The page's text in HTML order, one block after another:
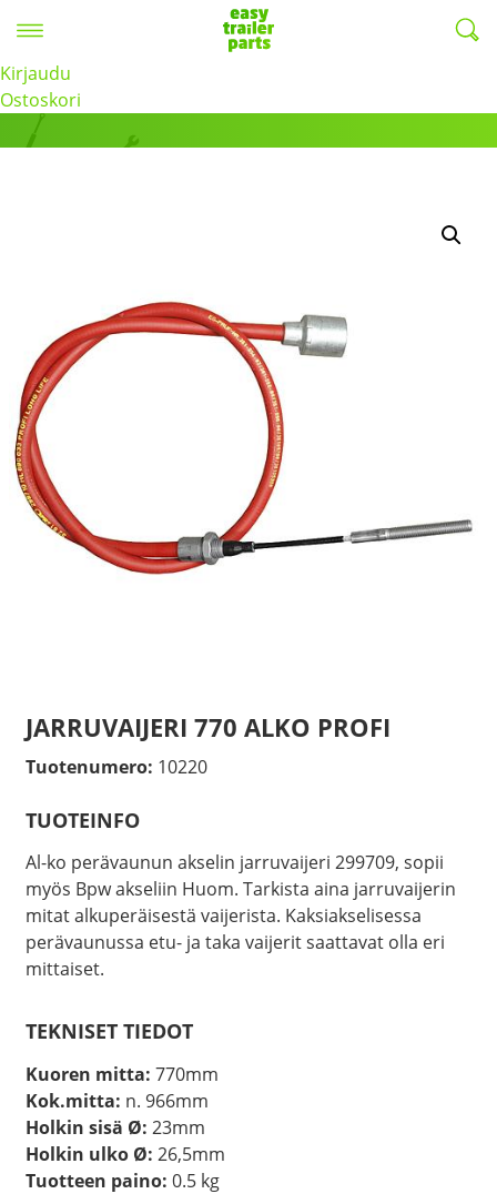
Kirjaudu
Ostoskori
Tuotteet
JARRUVAIJERI 770 ALKO PROFI
Tuotenumero: 10220
TUOTEINFO
Al-ko perävaunun akselin jarruvaijeri 299709, sopii
myös Bpw akseliin Huom. Tarkista aina jarruvaijerin
mitat alkuperäisestä vaijerista. Kaksiakselisessa
perävaunussa etu- ja taka vaijerit saattavat olla eri
mittaiset.
TEKNISET TIEDOT
Kuoren mitta: 770mm
Kok.mitta: n. 966mm
Holkin sisä Ø: 23mm
Holkin ulko Ø: 26,5mm
Tuotteen paino: 0.5 kg